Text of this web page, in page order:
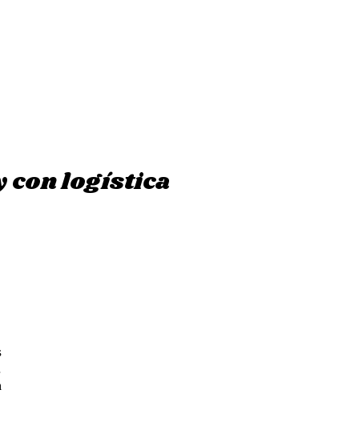
con logística